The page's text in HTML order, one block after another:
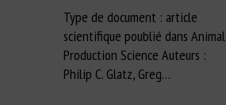
Type de document : article
scientifique poublié dans Animal
Production Science Auteurs :
Philip C. Glatz, Greg…